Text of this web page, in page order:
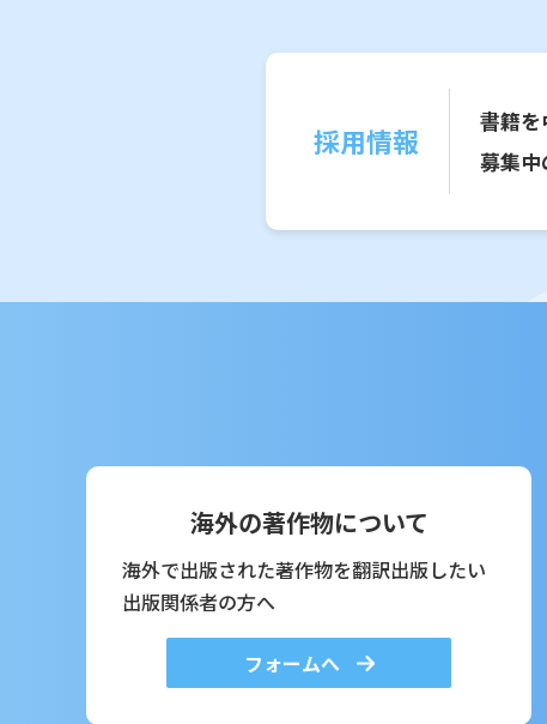
採用情報
書籍を
募集中
海外の著作物について
海外で出版された著作物を翻訳出版したい
出版関係者の方へ
フォームへ